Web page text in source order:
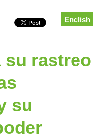
English
su rastreo
su